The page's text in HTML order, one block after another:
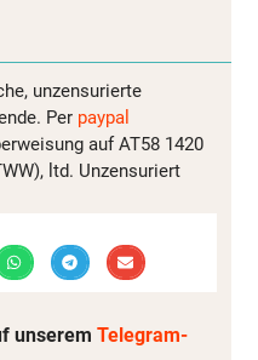
unzensurierte
Per paypal
auf AT58 1420
ltd. Unzensuriert
unserem Telegram-